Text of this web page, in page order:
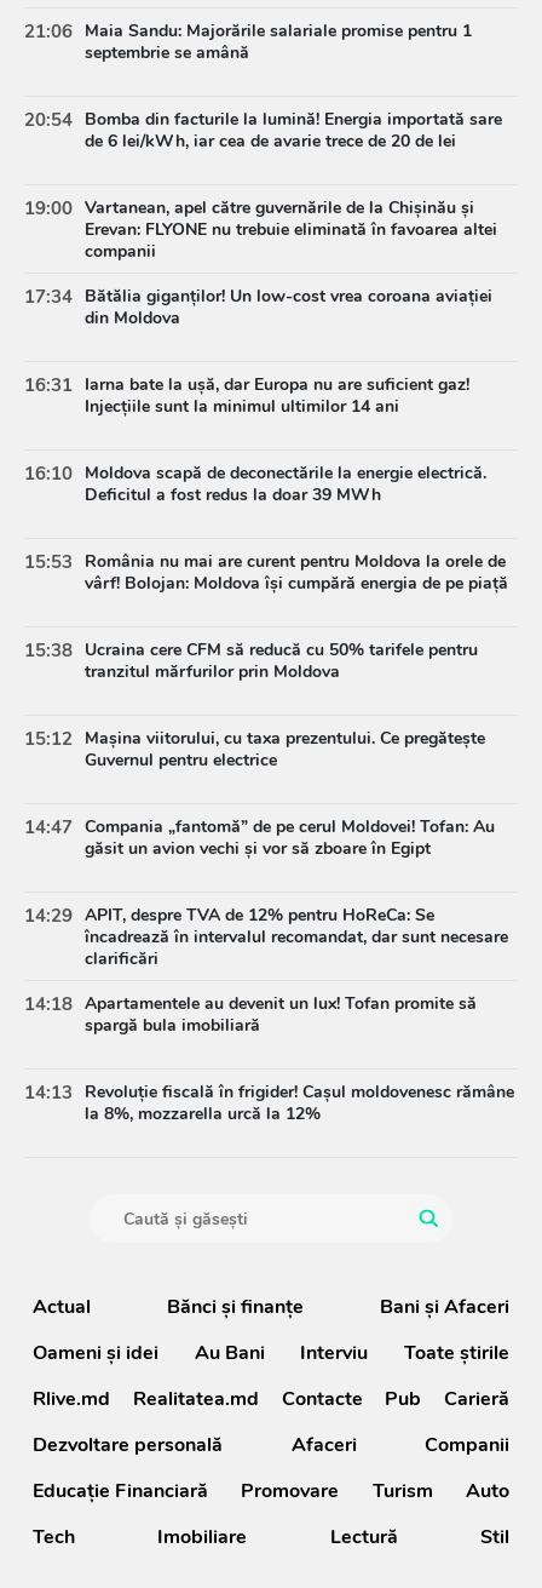
21:06 Maia Sandu: Majorările salariale promise pentru 1
septembrie se amână
20:54 Bomba din facturile la lumină! Energia importată sare
de 6 lei/kWh, iar cea de avarie trece de 20 de lei
19:00 Vartanean, apel către guvernările de la Chișinău și
Erevan: FLYONE nu trebuie eliminată în favoarea altei
companii
17:34 Bătălia giganților! Un low-cost vrea coroana aviației
din Moldova
16:31 Iarna bate la ușă, dar Europa nu are suficient gaz!
Injecțiile sunt la minimul ultimilor 14 ani
16:10 Moldova scapă de deconectările la energie electrică.
Deficitul a fost redus la doar 39 MWh
15:53
România nu mai are curent pentru Moldova la orele de
vârf! Bolojan: Moldova își cumpără energia de pe piață
15:38 Ucraina cere CFM să reducă cu 50% tarifele pentru
tranzitul mărfurilor prin Moldova
15:12 Mașina viitorului, cu taxa prezentului. Ce pregătește
Guvernul pentru electrice
14:47 Compania „fantomă” de pe cerul Moldovei! Tofan: Au
găsit un avion vechi și vor să zboare în Egipt
14:29 APIT, despre TVA de 12% pentru HoReCa: Se
încadrează în intervalul recomandat, dar sunt necesare
clarificări
14:18 Apartamentele au devenit un lux! Tofan promite să
spargă bula imobiliară
14:13
Revoluție fiscală în frigider! Cașul moldovenesc rămâne
la 8%, mozzarella urcă la 12%
Actual Bănci şi finanţe
Bani și Afaceri
Oameni şi idei
Au Bani Interviu
Toate știrile
Rlive.md
Realitatea.md Contacte Pub
Carieră
Dezvoltare personală
Afaceri
Companii
Educație Financiară
Promovare Turism
Auto
Tech
Imobiliare Lectură Stil